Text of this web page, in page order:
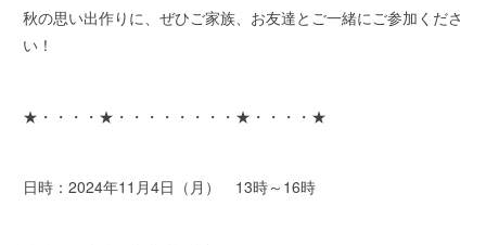
秋の思い出作りに、ぜひご家族、お友達とご一緒にご参加くださ
い！
★・・・・★・・・・・・・・★・・・・★
日時：2024年11月4日（月） 13時～16時